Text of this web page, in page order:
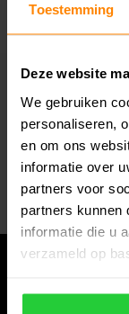
Toestemming
Deze website
We gebruiken
personaliseren,
en om ons
informatie over
partners voor
partners kunnen
informatie die u
verzameld op
Blijf op de